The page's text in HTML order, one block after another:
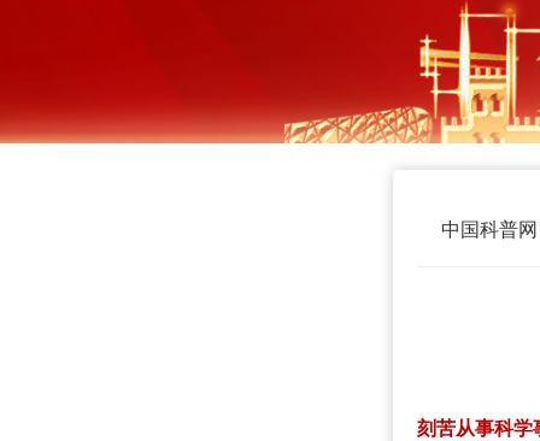
中国科普网
刻苦从事科学